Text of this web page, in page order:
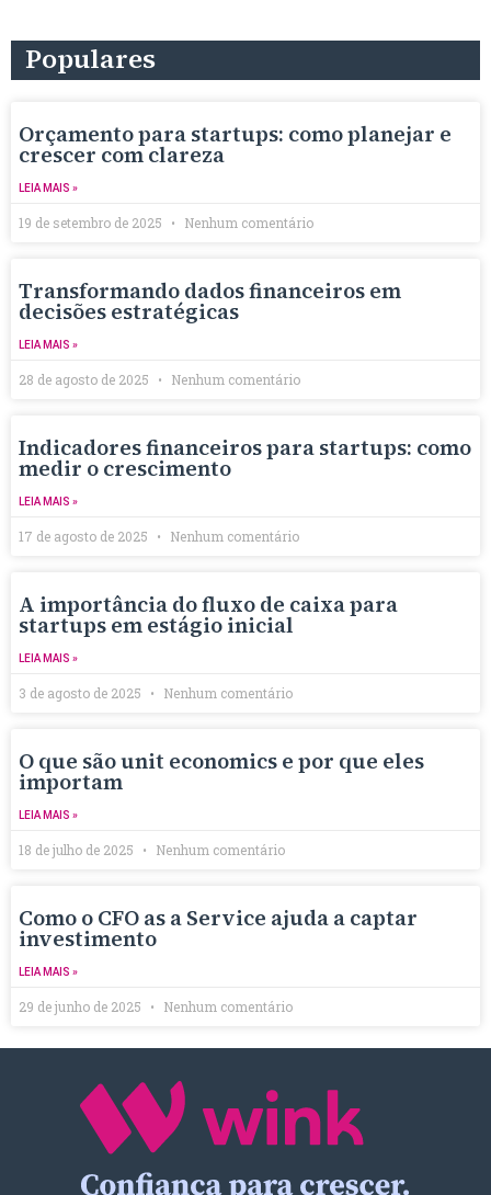
Populares
Orçamento para startups: como planejar e
crescer com clareza
LEIA MAIS »
19 de setembro de 2025 Nenhum comentário
Transformando dados financeiros em
decisões estratégicas
LEIA MAIS »
28 de agosto de 2025 Nenhum comentário
Indicadores financeiros para startups: como
medir o crescimento
LEIA MAIS »
17 de agosto de 2025 Nenhum comentário
A importância do fluxo de caixa para
startups em estágio inicial
LEIA MAIS »
3 de agosto de 2025 Nenhum comentário
O que são unit economics e por que eles
importam
LEIA MAIS »
18 de julho de 2025 Nenhum comentário
Como o CFO as a Service ajuda a captar
investimento
LEIA MAIS »
29 de junho de 2025 Nenhum comentário